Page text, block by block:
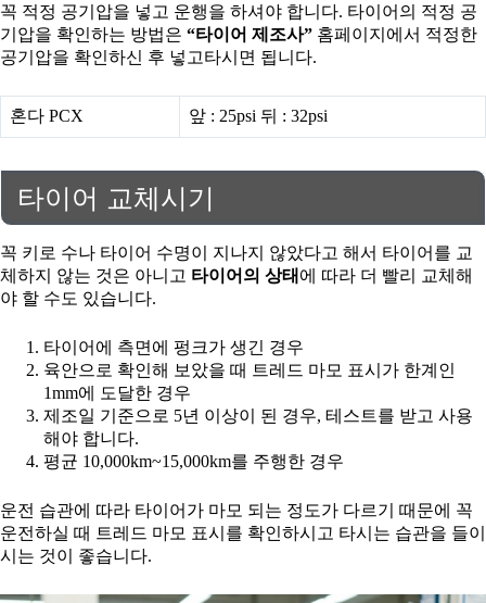
꼭 적정 공기압을 넣고 운행을 하셔야 합니다. 타이어의 적정 공
기압을 확인하는 방법은 “타이어 제조사” 홈페이지에서 적정한
공기압을 확인하신 후 넣고타시면 됩니다.
혼다 PCX 앞 : 25psi 뒤 : 32psi
타이어 교체시기
꼭 키로 수나 타이어 수명이 지나지 않았다고 해서 타이어를 교
체하지 않는 것은 아니고 타이어의 상태 에 따라 더 빨리 교체해
야 할 수도 있습니다.
타이어에 측면에 펑크가 생긴 경우
육안으로 확인해 보았을 때 트레드 마모 표시가 한계인
1mm에 도달한 경우
제조일 기준으로 5년 이상이 된 경우, 테스트를 받고 사용
해야 합니다.
평균 10,000km~15,000km를 주행한 경우
운전 습관에 따라 타이어가 마모 되는 정도가 다르기 때문에 꼭
운전하실 때 트레드 마모 표시를 확인하시고 타시는 습관을 들이
시는 것이 좋습니다.